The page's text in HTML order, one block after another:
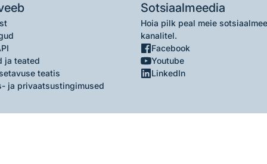
ja teated
teatis
ja privaatsustingimused
Sotsiaalmeedia
Hoia pilk peal meie
kanalitel.
Facebook
Youtube
LinkedIn